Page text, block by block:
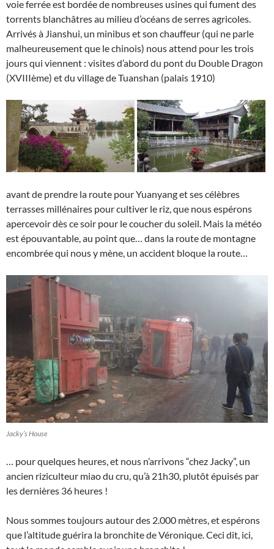
voie ferrée est bordée de nombreuses usines qui fument des
torrents blanchâtres au milieu d’océans de serres agricoles.
Arrivés à Jianshui, un minibus et son chauffeur (qui ne parle
malheureusement que le chinois) nous attend pour les trois
jours qui viennent : visites d’abord du pont du Double Dragon
(XVIIIème) et du village de Tuanshan (palais 1910)
avant de prendre la route pour Yuanyang et ses célèbres
terrasses millénaires pour cultiver le riz, que nous espérons
apercevoir dès ce soir pour le coucher du soleil. Mais la météo
est épouvantable, au point que… dans la route de montagne
encombrée qui nous y mène, un accident bloque la route…
Jacky’s House
… pour quelques heures, et nous n’arrivons “chez Jacky”, un
ancien riziculteur miao du cru, qu’à 21h30, plutôt épuisés par
les dernières 36 heures !
Nous sommes toujours autour des 2.000 mètres, et espérons
que l’altitude guérira la bronchite de Véronique. Ceci dit, ici,